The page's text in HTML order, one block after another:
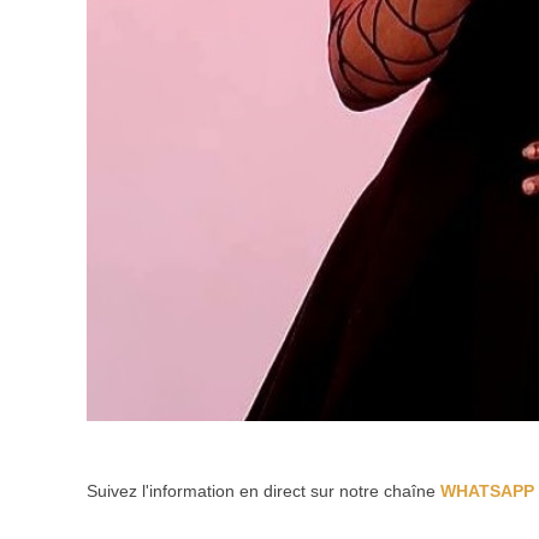
Suivez l'information en direct sur notre chaîne WHATSAPP